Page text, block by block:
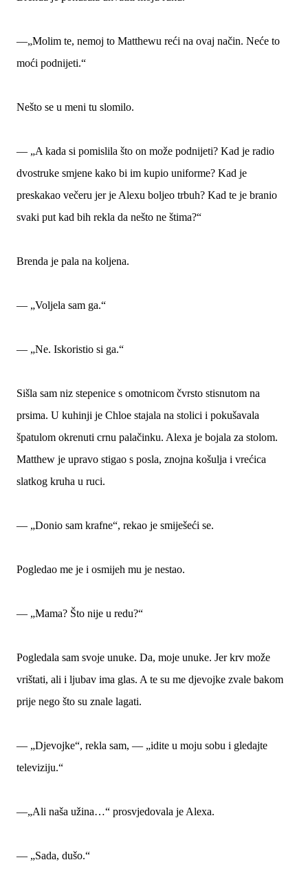
—„Molim te, nemoj to Matthewu reći na ovaj način. Neće to
moći podnijeti.“
Nešto se u meni tu slomilo.
— „A kada si pomislila što on može podnijeti? Kad je radio
dvostruke smjene kako bi im kupio uniforme? Kad je
preskakao večeru jer je Alexu boljeo trbuh? Kad te je branio
svaki put kad bih rekla da nešto ne štima?“
Brenda je pala na koljena.
— „Voljela sam ga.“
— „Ne. Iskoristio si ga.“
Sišla sam niz stepenice s omotnicom čvrsto stisnutom na
prsima. U kuhinji je Chloe stajala na stolici i pokušavala
špatulom okrenuti crnu palačinku. Alexa je bojala za stolom.
Matthew je upravo stigao s posla, znojna košulja i vrećica
slatkog kruha u ruci.
— „Donio sam krafne“, rekao je smiješeći se.
Pogledao me je i osmijeh mu je nestao.
— „Mama? Što nije u redu?“
Pogledala sam svoje unuke. Da, moje unuke. Jer krv može
vrištati, ali i ljubav ima glas. A te su me djevojke zvale bakom
prije nego što su znale lagati.
— „Djevojke“, rekla sam, — „idite u moju sobu i gledajte
televiziju.“
—„Ali naša užina…“ prosvjedovala je Alexa.
— „Sada, dušo.“